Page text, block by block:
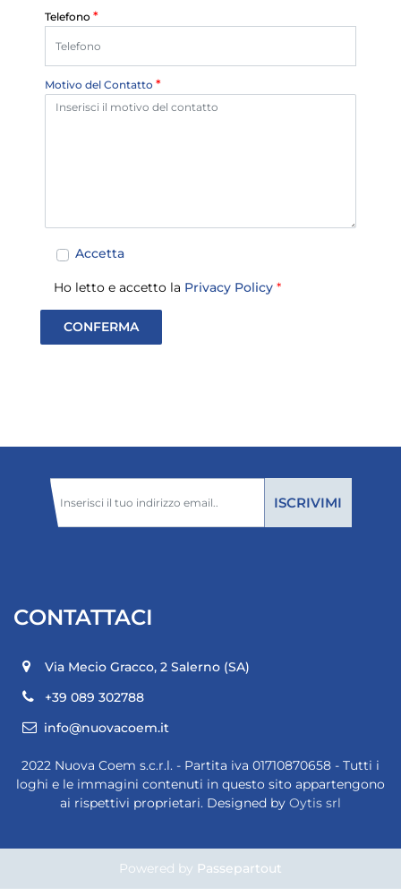
Telefono *
Motivo del Contatto *
Accetta
Ho letto e accetto la Privacy Policy *
CONTATTACI
Via Mecio Gracco, 2 Salerno (SA)
+39 089 302788
info@nuovacoem.it
2022 Nuova Coem s.c.r.l. - Partita iva 01710870658 - Tutti i
loghi e le immagini contenuti in questo sito appartengono
ai rispettivi proprietari. Designed by Oytis srl
Powered by Passepartout